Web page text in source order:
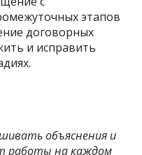
этапов
договорных
и исправить
объяснения и
работы на каждом